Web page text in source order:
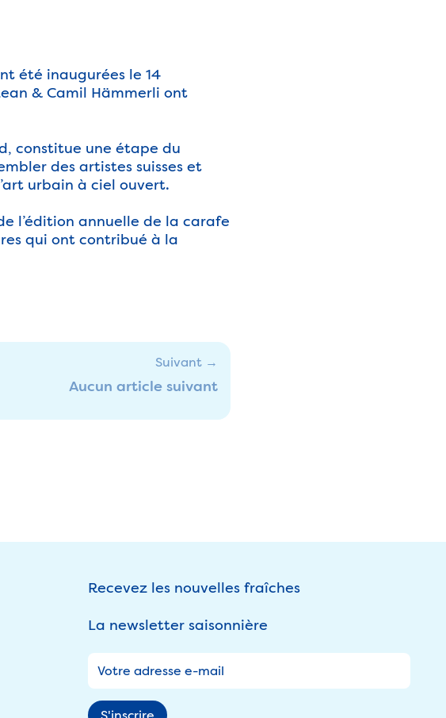
été inaugurées le 14
& Camil Hämmerli ont
constitue une étape du
des artistes suisses et
urbain à ciel ouvert.
l’édition annuelle de la carafe
qui ont contribué à la
Suivant →
Aucun article suivant
Recevez les nouvelles fraîches
La newsletter saisonnière